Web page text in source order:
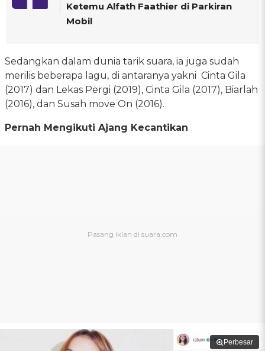
Ketemu Alfath Faathier di Parkiran
Mobil
Sedangkan dalam dunia tarik suara, ia juga sudah
merilis beberapa lagu, di antaranya yakni Cinta Gila
(2017) dan Lekas Pergi (2019), Cinta Gila (2017), Biarlah
(2016), dan Susah move On (2016).
Pernah Mengikuti Ajang Kecantikan
Perbesar